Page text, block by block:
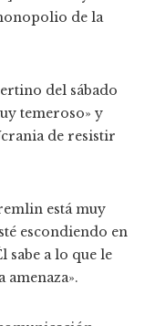
de la
del sábado
temeroso» y
de resistir
está muy
escondiendo en
sabe a lo que le
amenaza».